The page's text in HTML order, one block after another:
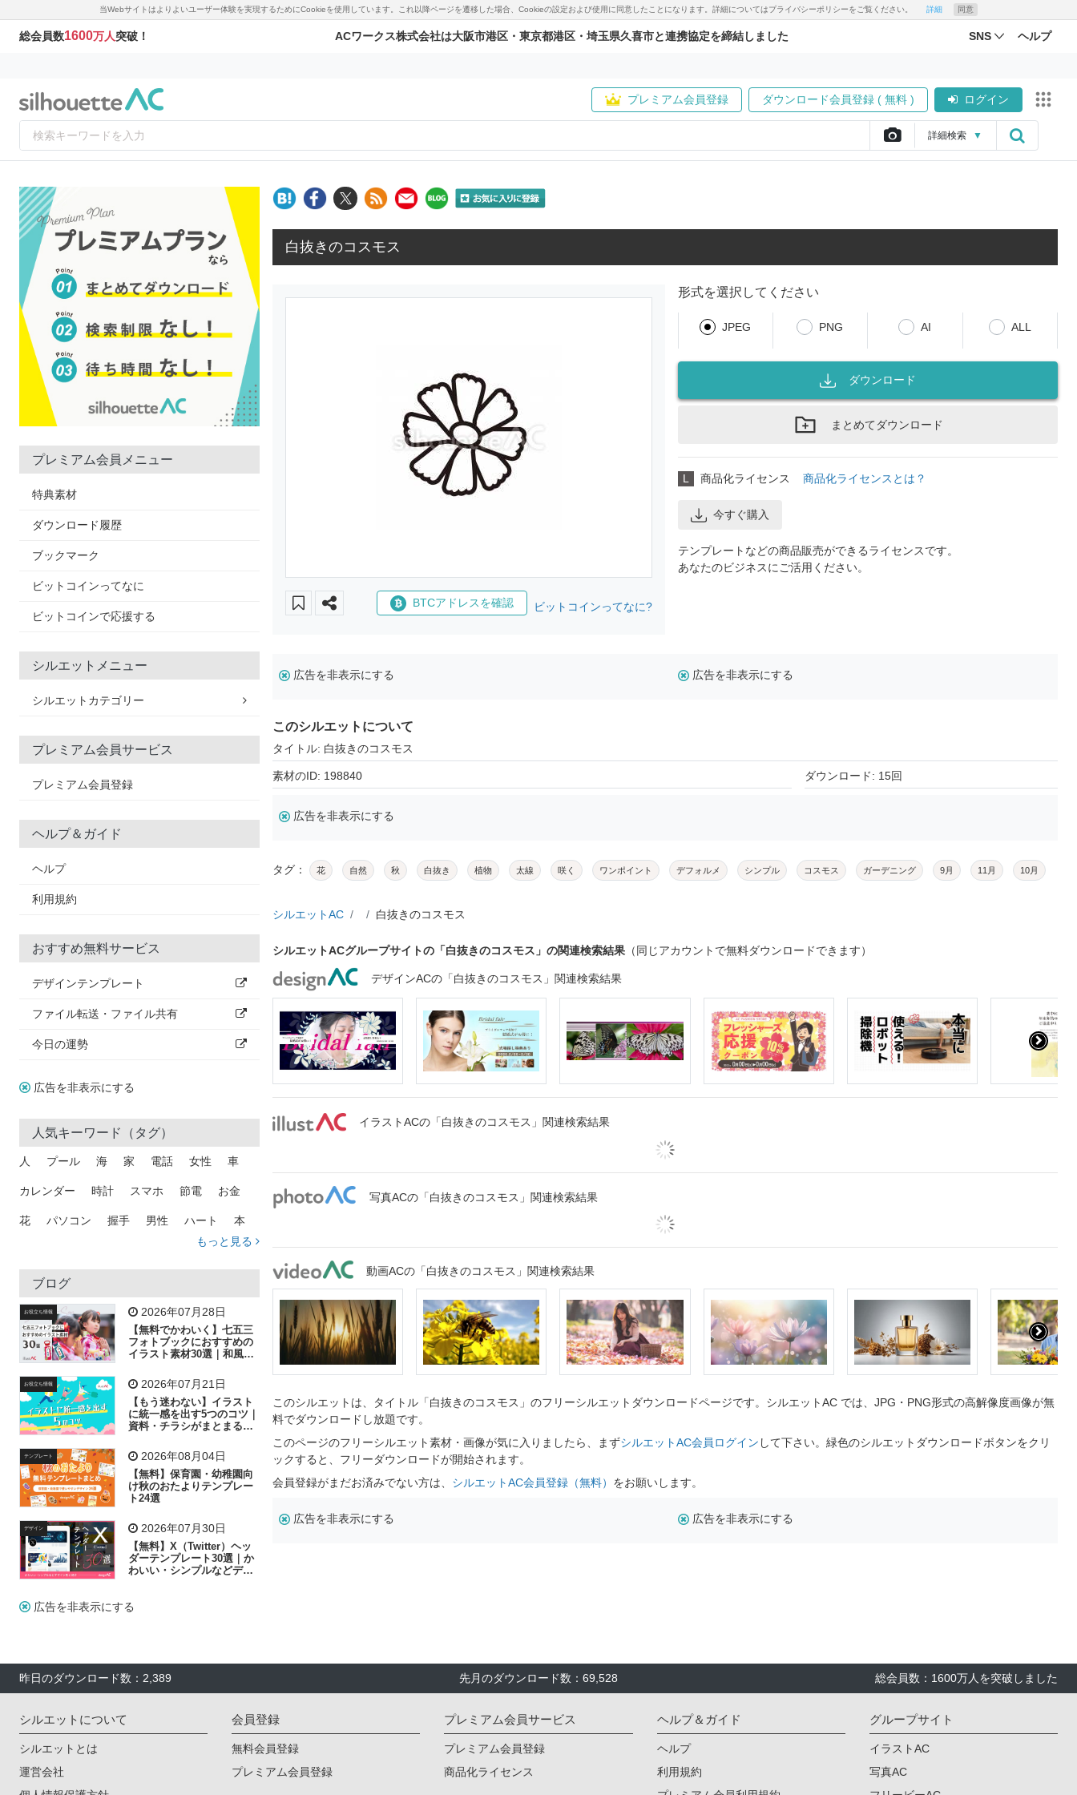
当Webサイトはよりよいユーザー体験を実現するためにCookieを使用しています。これ以降ページを遷移した場合、Cookieの設定および使用に同意したことになります。詳細についてはプライバシーポリシーをご覧ください。 詳細 同意
総会員数1600万人突破！ ACワークス株式会社は大阪市港区・東京都港区・埼玉県久喜市と連携協定を締結しました SNS ヘルプ
プレミアム会員登録 ダウンロード会員登録 ( 無料 ) ログイン
詳細検索 ▼
プレミアム会員メニュー
特典素材
ダウンロード履歴
ブックマーク
ビットコインってなに
ビットコインで応援する
シルエットメニュー
シルエットカテゴリー
プレミアム会員サービス
プレミアム会員登録
ヘルプ＆ガイド
ヘルプ
利用規約
おすすめ無料サービス
デザインテンプレート
ファイル転送・ファイル共有
今日の運勢
広告を非表示にする
人気キーワード（タグ）
人 プール 海 家 電話 女性 車
カレンダー 時計 スマホ 節電 お金
花 パソコン 握手 男性 ハート 本
トラック 木
吹き出し
飛行機 グラフ ビル 魚 家族 書類
歩く 工場 会社 太陽 キラキラ
子供 作業員 相談 ピクトグラム
もっと見る
ブログ
お役立ち情報 2026年07月28日
【無料でかわいく】七五三
フォトブックにおすすめの
イラスト素材30選｜和風の
お役立ち情報 2026年07月21日
【もう迷わない】イラスト
に統一感を出す5つのコツ｜
資料・チラシがまとまるフ
テンプレート 2026年08月04日
【無料】保育園・幼稚園向
け秋のおたよりテンプレー
ト24選
デザイン 2026年07月30日
【無料】X（Twitter）ヘッ
ダーテンプレート30選｜か
わいい・シンプルなどデザ
広告を非表示にする
白抜きのコスモス
BTCアドレスを確認 ビットコインってなに?
形式を選択してください
JPEG PNG AI ALL
ダウンロード
まとめてダウンロード
L 商品化ライセンス 商品化ライセンスとは？
今すぐ購入
テンプレートなどの商品販売ができるライセンスです。
あなたのビジネスにご活用ください。
広告を非表示にする 広告を非表示にする
このシルエットについて
タイトル: 白抜きのコスモス
素材のID: 198840 ダウンロード: 15回
広告を非表示にする
タグ： 花 自然 秋 白抜き 植物 太線 咲く ワンポイント デフォルメ シンプル コスモス ガーデニング 9月 11月 10月
シルエットAC 白抜きのコスモス
シルエットACグループサイトの「白抜きのコスモス」の関連検索結果 （同じアカウントで無料ダウンロードできます）
デザインACの「白抜きのコスモス」関連検索結果
イラストACの「白抜きのコスモス」関連検索結果
写真ACの「白抜きのコスモス」関連検索結果
動画ACの「白抜きのコスモス」関連検索結果
このシルエットは、タイトル「白抜きのコスモス」のフリーシルエットダウンロードページです。シルエットAC では、JPG・PNG形式の高解像度画像が無
料でダウンロードし放題です。
このページのフリーシルエット素材・画像が気に入りましたら、まずシルエットAC会員ログイン して下さい。緑色のシルエットダウンロードボタンをクリ
ックすると、フリーダウンロードが開始されます。
会員登録がまだお済みでない方は、 シルエットAC会員登録（無料） をお願いします。
広告を非表示にする 広告を非表示にする
昨日のダウンロード数：2,389 先月のダウンロード数：69,528 総会員数：1600万人を突破しました
シルエットについて
シルエットとは
運営会社
会員登録
無料会員登録
プレミアム会員登録
プレミアム会員サービス
プレミアム会員登録
商品化ライセンス
ヘルプ＆ガイド
ヘルプ
利用規約
グループサイト
イラストAC
写真AC